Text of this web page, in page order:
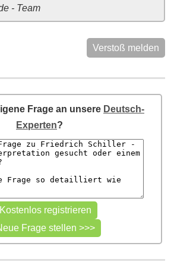
- Team
Verstoß melden
Frage an unsere Deutsch-
Experten?